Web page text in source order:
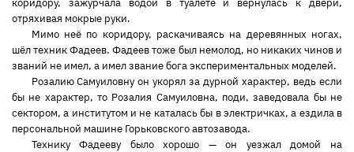
коридору, зажурчала водой в туалете и вернулась к двери,
отряхивая мокрые руки.
Мимо неё по коридору, раскачиваясь на деревянных ногах,
шёл техник Фадеев. Фадеев тоже был немолод, но никаких чинов и
званий не имел, а имел звание бога экспериментальных моделей.
Розалию Самуиловну он укорял за дурной характер, ведь если
бы не характер, то Розалия Самуиловна, поди, заведовала бы не
сектором, а институтом и не каталась бы в электричках, а ездила в
персональной машине Горьковского автозавода.
Технику Фадееву было хорошо — он уезжал домой на